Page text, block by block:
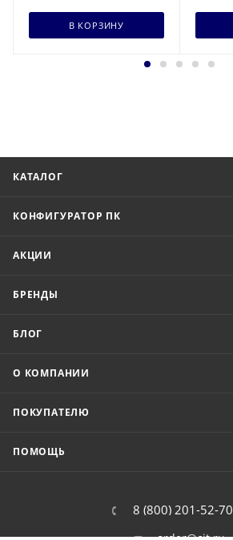
В КОРЗИНУ
КАТАЛОГ
КОНФИГУРАТОР ПК
АКЦИИ
БРЕНДЫ
БЛОГ
О КОМПАНИИ
ПОКУПАТЕЛЮ
ПОМОЩЬ
8 (800) 201-52-70